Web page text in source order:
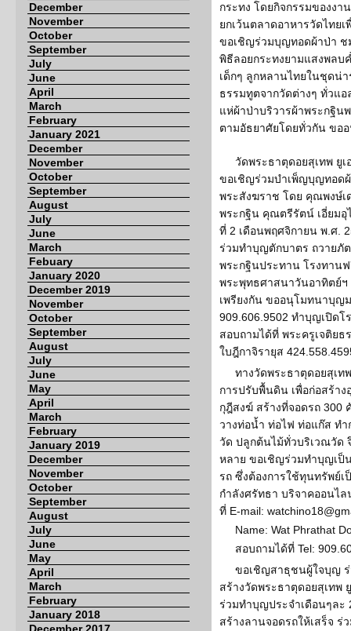
December
November
October
September
July
June
April
March
February
January 2021
December
November
October
September
August
July
June
March
Febuary
January 2020
December 2019
November
October
September
August
July
June
May
April
March
February
January 2019
December
November
October
September
August
July
June
May
April
March
February
January 2018
กระทง โดยกิจกรรมของงา
ยกเว้นตลาดอาหารวัดไทย
ขอเชิญร่วมบุญทอดผ้าป่า ช
พิธีลอยกระทงยามแสงพล
เด็กๆ ลูกหลานไทยในชุดน่
ธรรมทูตจากวัดต่างๆ ทั่วแ
แห่ผ้าป่าบริวารผ้าพระกฐิน
ตามอัธยาศัยโดยทั่วกัน ข
วัดพระธาตุดอยสุเทพ ยู
ขอเชิญร่วมบำเพ็ญบุญทอด
พระสังฆราช โดย คุณพงษ์
พระกฐิน คุณตรีรัตน์ เอี่ยม
ที่ 2 เดือนพฤศจิกายน พ.ศ.
ร่วมทำบุญตักบาตร ถวายภั
พระกฐินประทาน โรงทาน
พระพุทธศาสนาวันอาทิตย์ฯ
เพรียงกัน ขออนุโมทนาบุญ
909.606.9502 ทำบุญเปิด
สอบถามได้ที่ พระครูเจติยธ
ใบฎีกาจิรายุส
ทางวัดพระธาตุดอยสุเท
การปรับพื้นดิน เพื่อก่อสร้าง
กุฎีสงฆ์ สร้างที่จอดรถ 300
วางท่อน้ำ ท่อไฟ ท่อแก๊ส ท
วัด ปลูกต้นไม้ทั่วบริเวณวัด
หลาย ขอเชิญร่วมทำบุญเป็
รถ ซึ่งต้องการใช้ทุนทรัพย์
กำลังศรัทธา บริจาคออนไล
ที่ E-mail:
Name: Wat Phrathat
สอบถามได้ที่ Tel:
ขอเชิญสาธุชนผู้ใจบุญ
สร้างวัดพระธาตุดอยสุเทพ
ร่วมทำบุญประจำเดือนๆละ
สร้างลานจอดรถให้เสร็จ